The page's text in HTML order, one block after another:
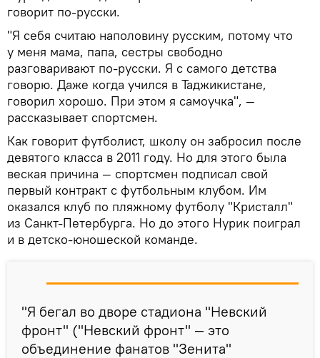
говорит по-русски.
"Я себя считаю наполовину русским, потому что
у меня мама, папа, сестры свободно
разговаривают по-русски. Я с самого детства
говорю. Даже когда учился в Таджикистане,
говорил хорошо. При этом я самоучка", —
рассказывает спортсмен.
Как говорит футболист, школу он забросил после
девятого класса в 2011 году. Но для этого была
веская причина — спортсмен подписал свой
первый контракт с футбольным клубом. Им
оказался клуб по пляжному футболу "Кристалл"
из Санкт-Петербурга. Но до этого Нурик поиграл
и в детско-юношеской команде.
"Я бегал во дворе стадиона "Невский
фронт" ("Невский фронт" — это
объединение фанатов "Зенита"